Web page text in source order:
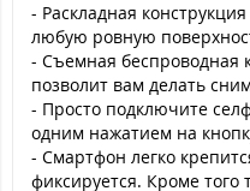
- Раскладная
любую ровную
- Съемная беспроводная
позволит вам делать
- Просто подключите
одним нажатием на
- Смартфон легко
фиксируется. Кроме того